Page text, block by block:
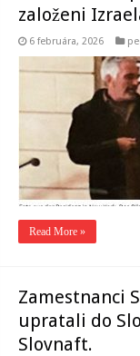
založeni
6 februára, 2026
Read More »
Zamestnanci
upratali do
Slovnaft.